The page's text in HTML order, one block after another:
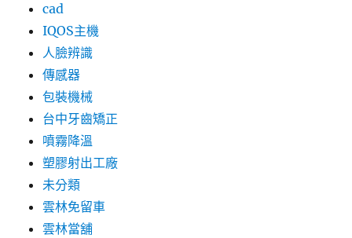
cad
IQOS主機
人臉辨識
傳感器
包裝機械
台中牙齒矯正
噴霧降溫
塑膠射出工廠
未分類
雲林免留車
雲林當舖